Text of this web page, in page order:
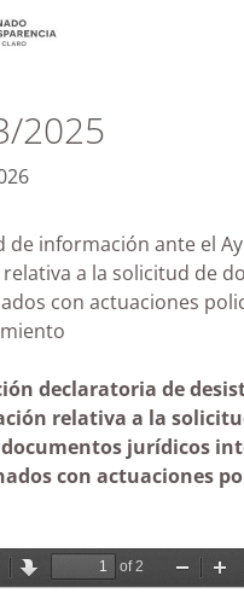
2025
de información ante el
a la solicitud de
con actuaciones
declaratoria de
relativa a la
jurídicos
con actuaciones